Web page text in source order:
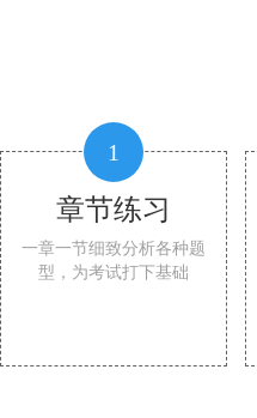
1
章节练习
一章一节细致分析各种题
型，为考试打下基础